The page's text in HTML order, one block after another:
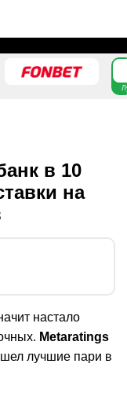
в 10
на
настало
Metaratings
лучшие пари в